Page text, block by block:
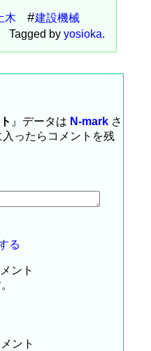
木
建設機械
Tagged by yosioka.
』データは N-mark さ
ったらコメントを残
る
ント
ント